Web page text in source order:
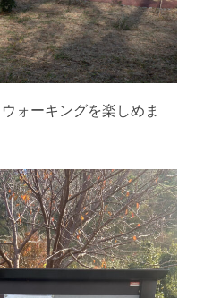
ォーキングを楽しめま